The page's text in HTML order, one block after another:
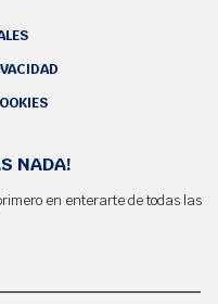
NADA!
en enterarte de todas las